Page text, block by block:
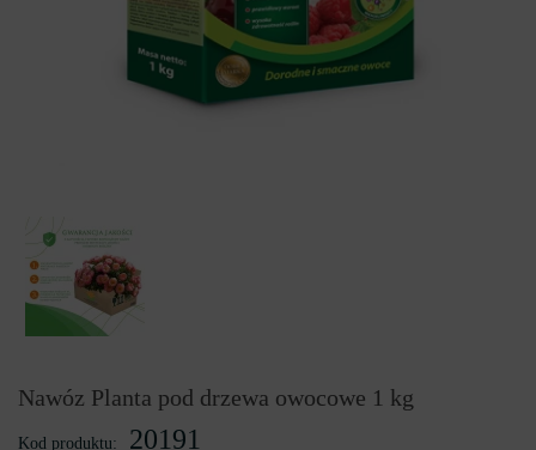
Nawóz Planta pod drzewa owocowe 1 kg
Kod produktu: 20191